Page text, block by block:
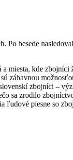
besede
miesta, kde
zábavnou
zbojníci –
sa zrodilo
ľudové piesne so